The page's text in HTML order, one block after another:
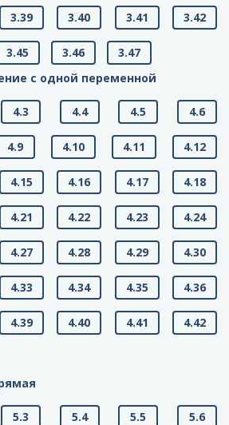
3.39 3.40 3.41 3.42
3.45 3.46
3.47
с одной переменной
4.3 4.4 4.5 4.6
4.9 4.10 4.11 4.12
4.15 4.16 4.17 4.18
4.21 4.22 4.23 4.24
4.27 4.28 4.29 4.30
4.33 4.34 4.35 4.36
4.39 4.40 4.41 4.42
5.3 5.4 5.5 5.6